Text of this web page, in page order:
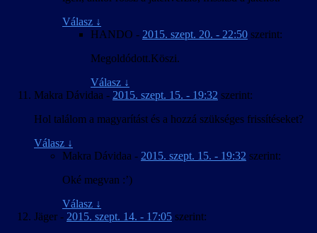
Válasz ↓
HANDO - 2015. szept. 20. - 22:50 szerint:
Megoldódott.Köszi.
Válasz ↓
Makra Dávidaa - 2015. szept. 15. - 19:32 szerint:
Hol találom a magyarítást és a hozzá szükséges frissítéseket?
Válasz ↓
Makra Dávidaa - 2015. szept. 15. - 19:32 szerint:
Oké megvan :’)
Válasz ↓
Jäger - 2015. szept. 14. - 17:05 szerint: